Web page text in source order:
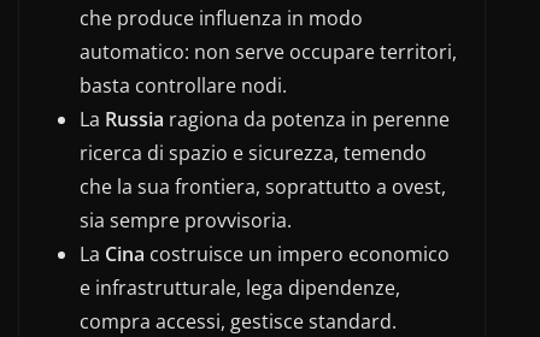
che produce influenza in modo
automatico: non serve occupare territori,
basta controllare nodi.
La Russia ragiona da potenza in perenne
ricerca di spazio e sicurezza, temendo
che la sua frontiera, soprattutto a ovest,
sia sempre provvisoria.
La Cina costruisce un impero economico
e infrastrutturale, lega dipendenze,
compra accessi, gestisce standard.